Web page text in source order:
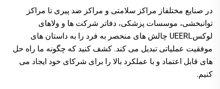
در صنایع مختلفاز مراکز سلامتی و مراکز ضد پیری تا مراکز
توانبخشی، موسسات پزشکی، دفاتر شرکت ها و ولاهای
لوکسUEERL چالش های منحصر به فرد را به داستان های
موفقیت عملیاتی تبدیل می کند. کشف کنید که چگونه ما راه حل
های قابل اعتماد و با عملکرد بالا را برای شرکای خود ایجاد می
کنیم.